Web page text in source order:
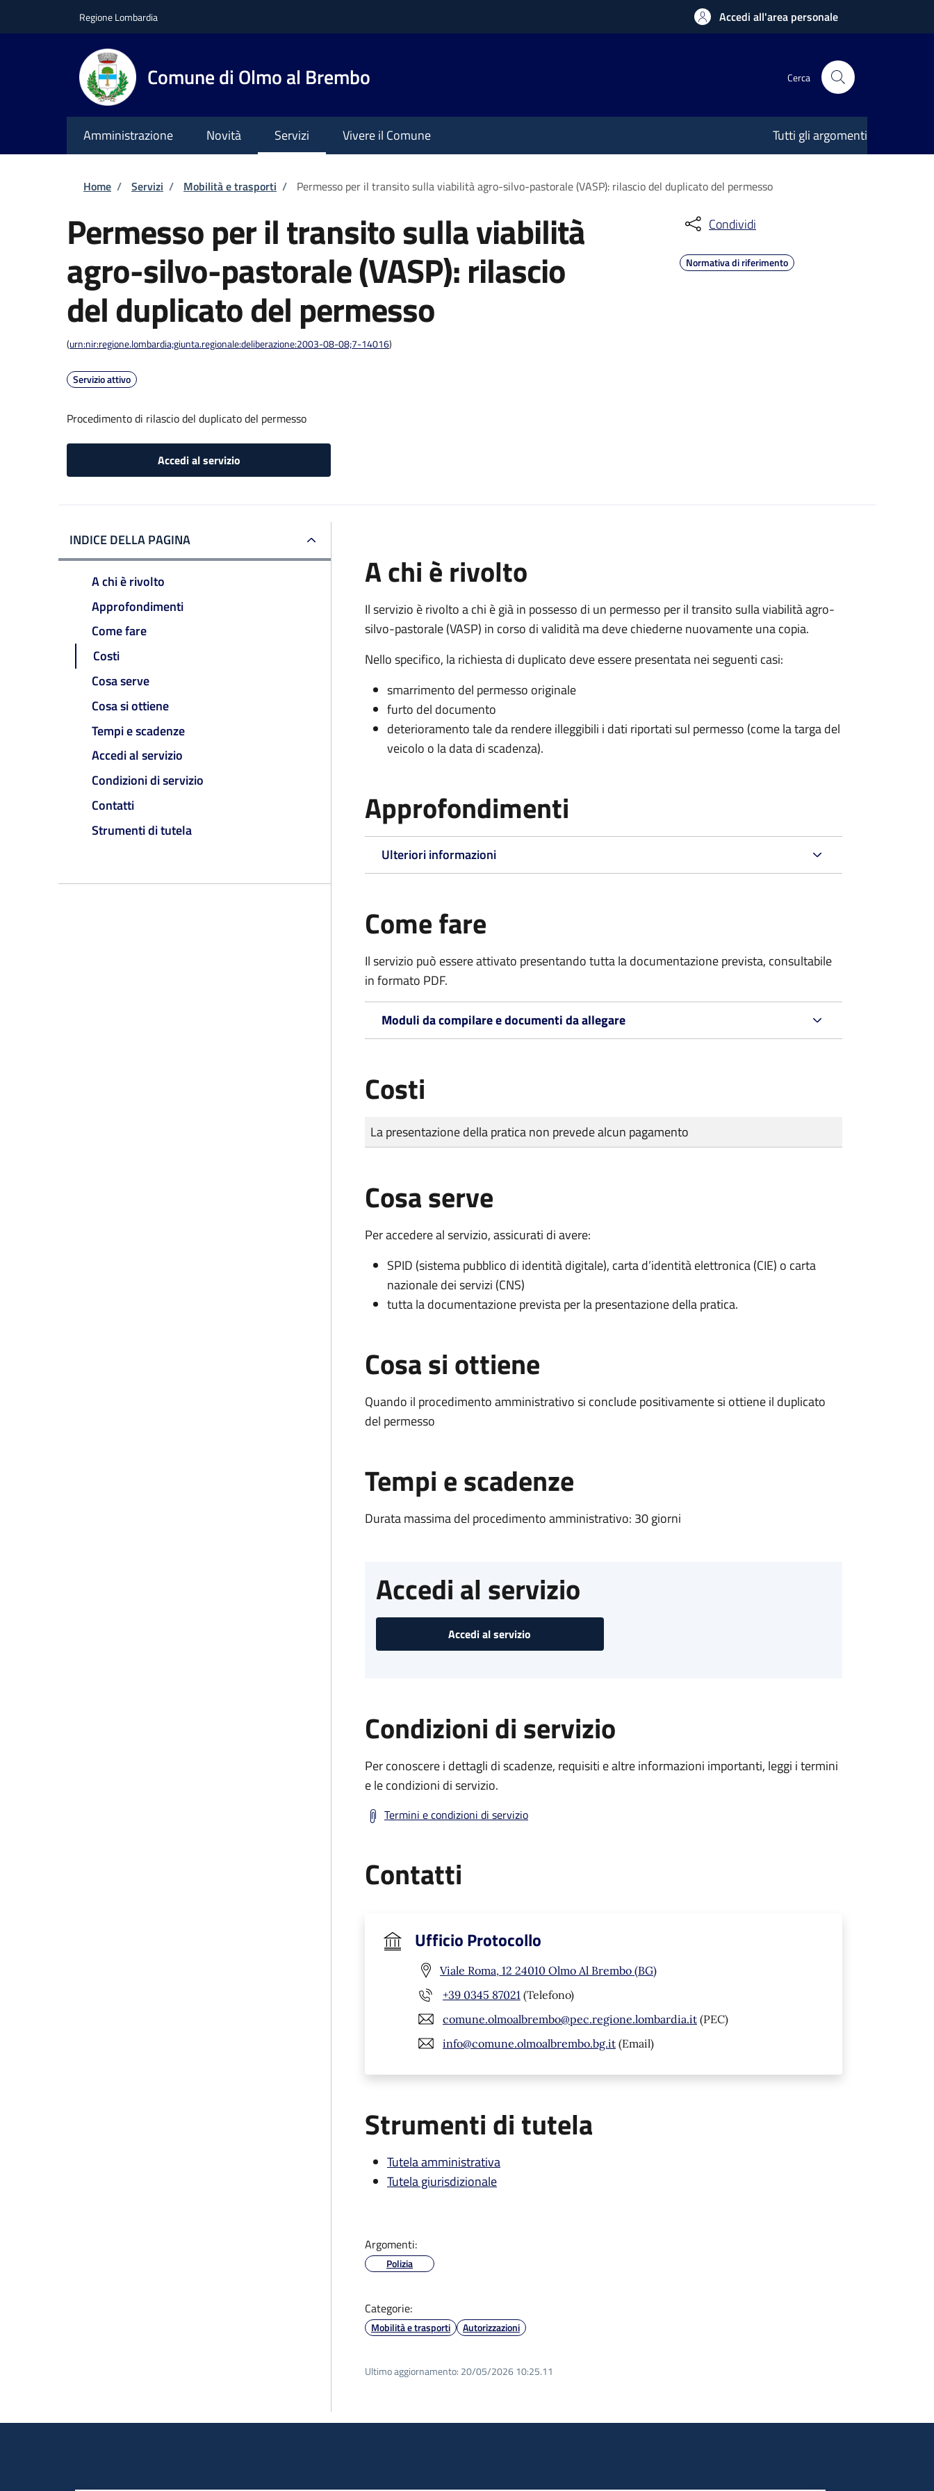
Regione Lombardia Accedi all'area personale
Comune di Olmo al Brembo Cerca
Amministrazione Novità Servizi Vivere il Comune Tutti gli argomenti
Briciole di pane
Home / Servizi / Mobilità e trasporti / Permesso per il transito sulla viabilità agro-silvo-pastorale (VASP): rilascio del duplicato del permesso
Permesso per il transito sulla viabilità
agro-silvo-pastorale (VASP): rilascio
del duplicato del permesso
(urn:nir:regione.lombardia;giunta.regionale:deliberazione:2003-08-08;7-14016)
Servizio attivo
Procedimento di rilascio del duplicato del permesso
Accedi al servizio
Condividi
Normativa di riferimento
INDICE DELLA PAGINA
A chi è rivolto
Approfondimenti
Come fare
Costi
Cosa serve
Cosa si ottiene
Tempi e scadenze
Accedi al servizio
Condizioni di servizio
Contatti
Strumenti di tutela
A chi è rivolto
Il servizio è rivolto a chi è già in possesso di un permesso per il transito sulla viabilità agro-
silvo-pastorale (VASP) in corso di validità ma deve chiederne nuovamente una copia.
Nello specifico, la richiesta di duplicato deve essere presentata nei seguenti casi:
smarrimento del permesso originale
furto del documento
deterioramento tale da rendere illeggibili i dati riportati sul permesso (come la targa del
veicolo o la data di scadenza).
Approfondimenti
Ulteriori informazioni
Come fare
Il servizio può essere attivato presentando tutta la documentazione prevista, consultabile
in formato PDF.
Moduli da compilare e documenti da allegare
Costi
Tipo di pagamento
Importo
La presentazione della pratica non prevede alcun pagamento
Cosa serve
Per accedere al servizio, assicurati di avere:
SPID (sistema pubblico di identità digitale), carta d’identità elettronica (CIE) o carta
nazionale dei servizi (CNS)
tutta la documentazione prevista per la presentazione della pratica.
Cosa si ottiene
Quando il procedimento amministrativo si conclude positivamente si ottiene il duplicato
del permesso
Tempi e scadenze
Durata massima del procedimento amministrativo: 30 giorni
Accedi al servizio
Accedi al servizio
Condizioni di servizio
Per conoscere i dettagli di scadenze, requisiti e altre informazioni importanti, leggi i termini
e le condizioni di servizio.
Termini e condizioni di servizio
Contatti
Ufficio Protocollo
Viale Roma, 12 24010 Olmo Al Brembo (BG)
+39 0345 87021 (Telefono)
comune.olmoalbrembo@pec.regione.lombardia.it (PEC)
info@comune.olmoalbrembo.bg.it (Email)
Strumenti di tutela
Tutela amministrativa
Tutela giurisdizionale
Argomenti:
Polizia
Categorie:
Mobilità e trasporti Autorizzazioni
Ultimo aggiornamento: 20/05/2026 10:25.11